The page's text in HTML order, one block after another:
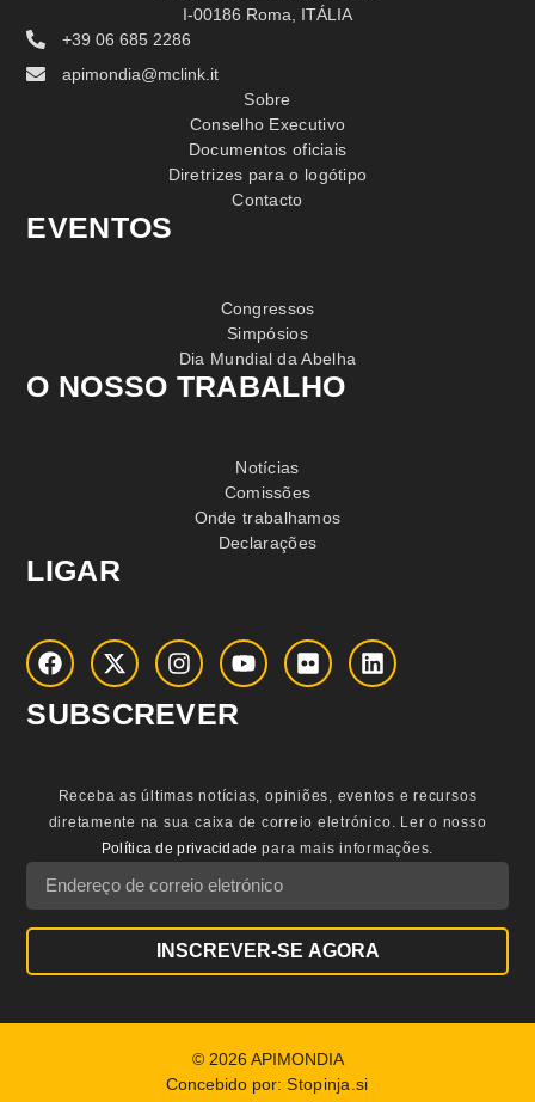
I-00186 Roma, ITÁLIA
+39 06 685 2286
apimondia@mclink.it
Sobre
Conselho Executivo
Documentos oficiais
Diretrizes para o logótipo
Contacto
EVENTOS
Congressos
Simpósios
Dia Mundial da Abelha
O NOSSO TRABALHO
Notícias
Comissões
Onde trabalhamos
Declarações
LIGAR
SUBSCREVER
Receba as últimas notícias, opiniões, eventos e recursos
diretamente na sua caixa de correio eletrónico. Ler o nosso
Política de privacidade para mais informações.
INSCREVER-SE AGORA
© 2026 APIMONDIA
Concebido por:Stopinja.si